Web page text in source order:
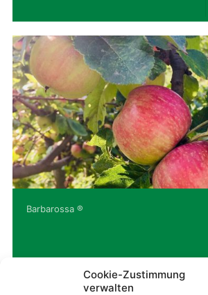
Cookie-Zustimmung
verwalten
Barbarossa ®